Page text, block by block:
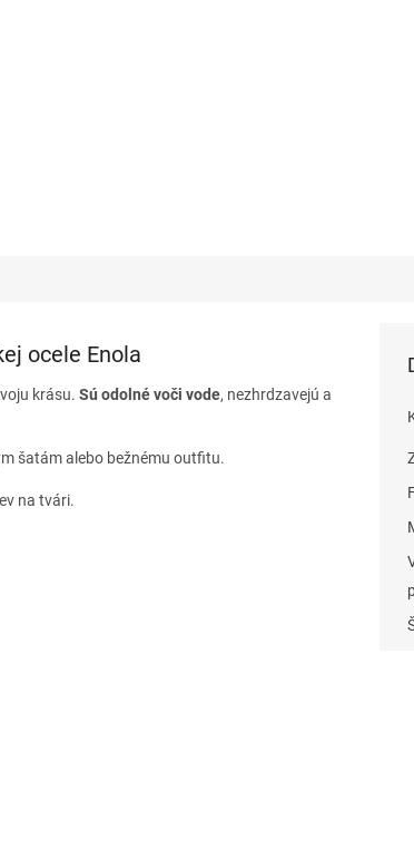
ocele Enola
krásu. Sú odolné voči vode, nezhrdzavejú a
šatám alebo bežnému outfitu.
na tvári.